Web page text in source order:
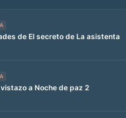
de El secreto de La asistenta
a Noche de paz 2